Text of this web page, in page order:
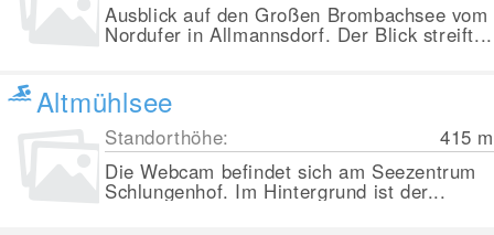
Ausblick auf den Großen Brombachsee vom
Nordufer in Allmannsdorf. Der Blick streift...
Altmühlsee
Standorthöhe: 415 m
Die Webcam befindet sich am Seezentrum
Schlungenhof. Im Hintergrund ist der...